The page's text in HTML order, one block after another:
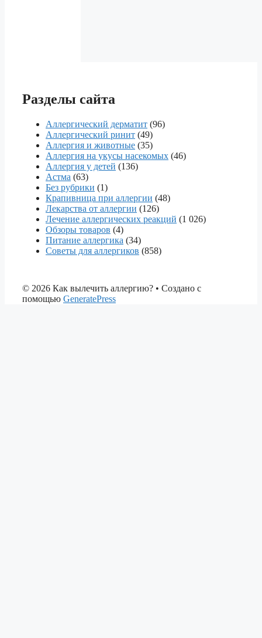
Разделы сайта
Аллергический дерматит (96)
Аллергический ринит (49)
Аллергия и животные (35)
Аллергия на укусы насекомых (46)
Аллергия у детей (136)
Астма (63)
Без рубрики (1)
Крапивница при аллергии (48)
Лекарства от аллергии (126)
Лечение аллергических реакций (1 026)
Обзоры товаров (4)
Питание аллергика (34)
Советы для аллергиков (858)
© 2026 Как вылечить аллергию? • Создано с
помощью GeneratePress